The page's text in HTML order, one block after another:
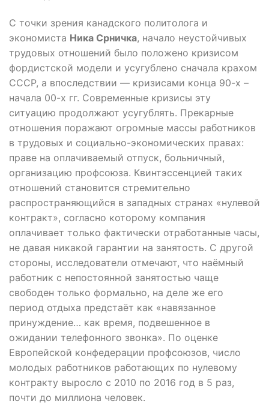
С точки зрения канадского политолога и
экономиста Ника Срничка, начало неустойчивых
трудовых отношений было положено кризисом
фордистской модели и усугублено сначала крахом
СССР, а впоследствии — кризисами конца 90-х –
начала 00-х гг. Современные кризисы эту
ситуацию продолжают усугублять. Прекарные
отношения поражают огромные массы работников
в трудовых и социально-экономических правах:
праве на оплачиваемый отпуск, больничный,
организацию профсоюза. Квинтэссенцией таких
отношений становится стремительно
распространяющийся в западных странах «нулевой
контракт», согласно которому компания
оплачивает только фактически отработанные часы,
не давая никакой гарантии на занятость. С другой
стороны, исследователи отмечают, что наёмный
работник с непостоянной занятостью чаще
свободен только формально, на деле же его
период отдыха предстаёт как «навязанное
принуждение… как время, подвешенное в
ожидании телефонного звонка». По оценке
Европейской конфедерации профсоюзов, число
молодых работников работающих по нулевому
контракту выросло с 2010 по 2016 год в 5 раз,
почти до миллиона человек.